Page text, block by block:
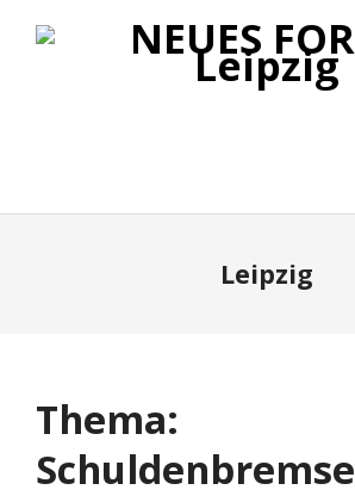
Leipzig
Thema:
Schuldenbremse